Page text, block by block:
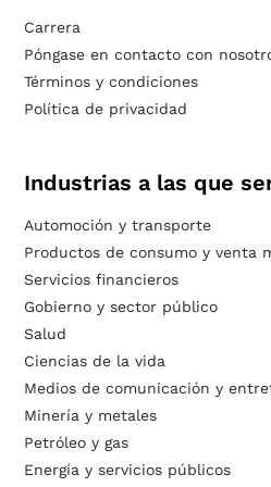
Carrera
Póngase en contacto con
Términos y condiciones
Política de privacidad
Industrias a las que
Automoción y transporte
Productos de consumo y venta
Servicios financieros
Gobierno y sector público
Salud
Ciencias de la vida
Medios de comunicación y
Minería y metales
Petróleo y gas
Energía y servicios públicos